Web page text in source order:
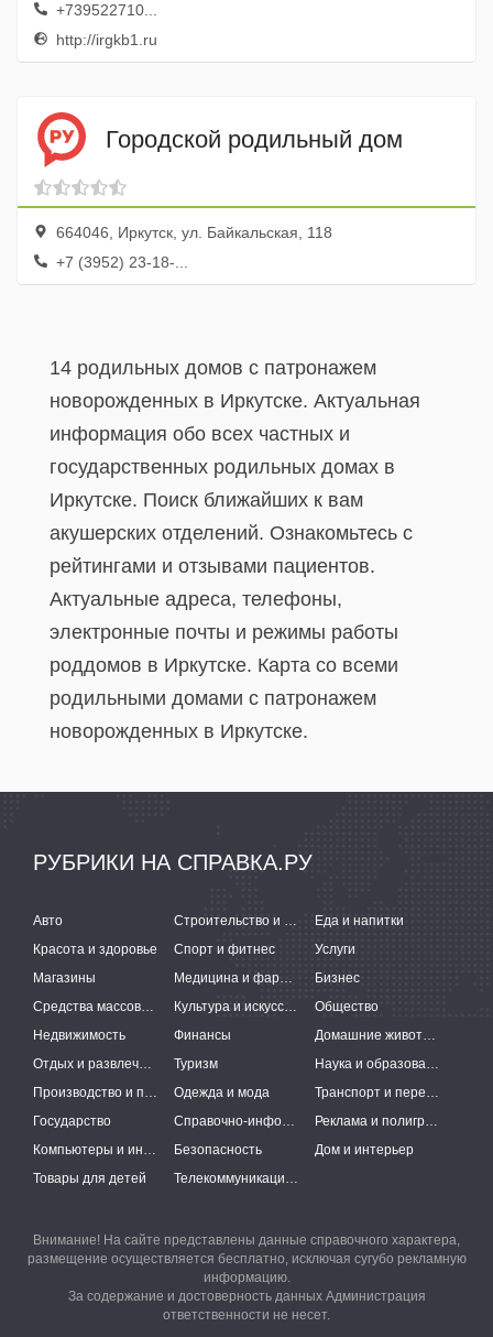
+739522710...
http://irgkb1.ru
Городской родильный дом
664046, Иркутск, ул. Байкальская, 118
+7 (3952) 23-18-...
14 родильных домов с патронажем
новорожденных в Иркутске. Актуальная
информация обо всех частных и
государственных родильных домах в
Иркутске. Поиск ближайших к вам
акушерских отделений. Ознакомьтесь с
рейтингами и отзывами пациентов.
Актуальные адреса, телефоны,
электронные почты и режимы работы
роддомов в Иркутске. Карта со всеми
родильными домами с патронажем
новорожденных в Иркутске.
РУБРИКИ НА СПРАВКА.РУ
Авто Строительство и ремонт
Еда и напитки
Красота и здоровье
Спорт и фитнес
Услуги
Магазины
Медицина и фармацевтика
Бизнес
Средства массовой информации
Культура и искусство
Общество
Недвижимость
Финансы
Домашние животные
Отдых и развлечения
Туризм
Наука и образование
Производство и поставки
Одежда и мода
Транспорт и перевозки
Государство
Справочно-информационные системы
Реклама и полиграфия
Компьютеры и интернет
Безопасность
Дом и интерьер
Товары для детей
Телекоммуникации и связь
Внимание! На сайте представлены данные справочного характера,
размещение осуществляется бесплатно, исключая сугубо рекламную
информацию.
За содержание и достоверность данных Администрация
ответственности не несет.